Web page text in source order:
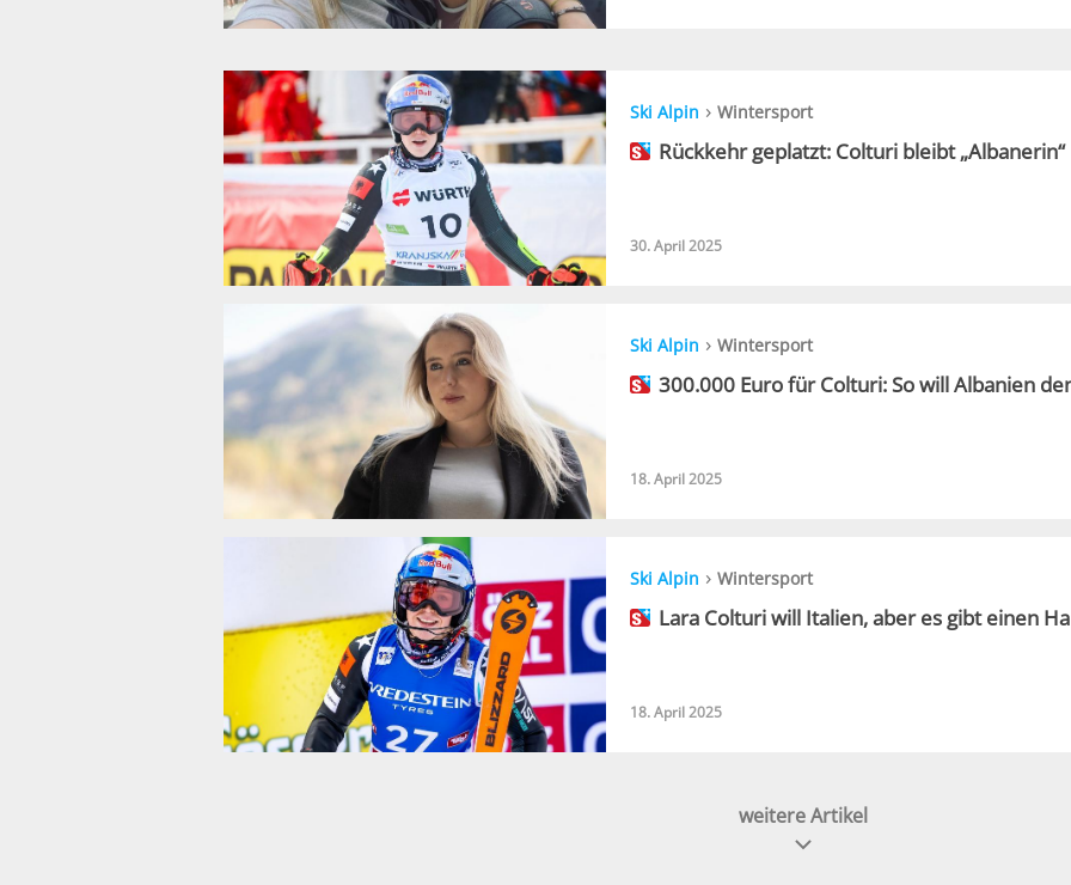
Ski Alpin › Wintersport
Rückkehr geplatzt: Colturi bleibt „Albanerin“
30. April 2025
Ski Alpin › Wintersport
300.000 Euro für Colturi: So will Albanien
18. April 2025
Ski Alpin › Wintersport
Lara Colturi will Italien, aber es gibt einen
18. April 2025
weitere Artikel